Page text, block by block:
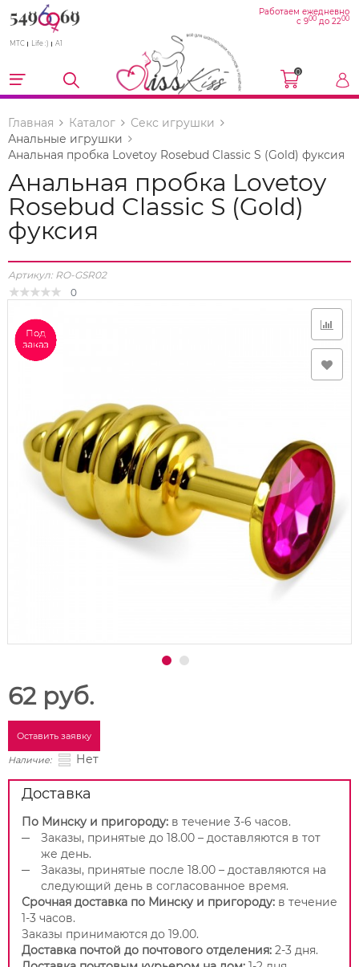
МТС Life :) A1
Работаем ежедневно
с 900 до 2200
0
Главная Каталог
Секс игрушки
Анальные игрушки
Анальная пробка Lovetoy Rosebud Classic S (Gold) фуксия
Анальная пробка Lovetoy
Rosebud Classic S (Gold)
фуксия
Артикул: RO-GSR02
0
62 руб.
Оставить заявку
Наличие: Нет
Доставка
По Минску и пригороду: в течение 3-6 часов.
Заказы, принятые до 18.00 – доставляются в тот
же день.
Заказы, принятые после 18.00 – доставляются на
следующий день в согласованное время.
Срочная доставка по Минску и пригороду: в течение
1-3 часов.
Заказы принимаются до 19.00.
Доставка почтой до почтового отделения: 2-3 дня.